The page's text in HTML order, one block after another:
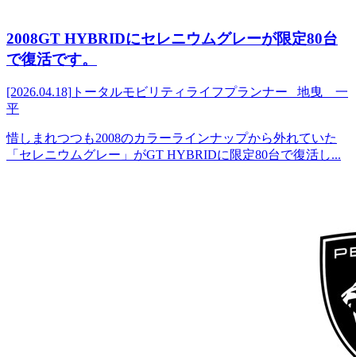
2008GT HYBRIDにセレニウムグレーが限定80台
で復活です。
[2026.04.18] トータルモビリティライフプランナー 地曳 一
平
惜しまれつつも2008のカラーラインナップから外れていた
「セレニウムグレー」がGT HYBRIDに限定80台で復活し...